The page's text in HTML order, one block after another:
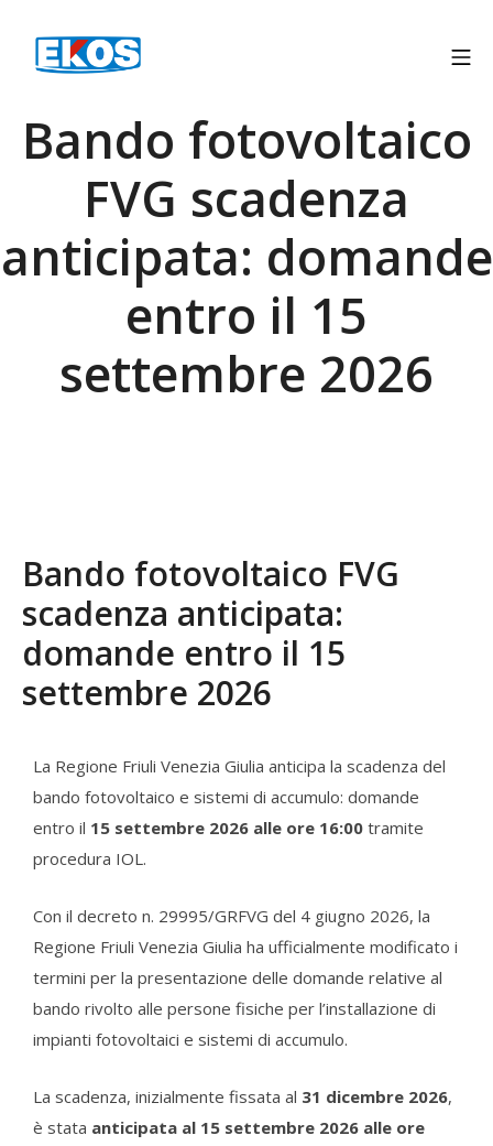
Bando fotovoltaico
FVG scadenza
anticipata: domande
entro il 15
settembre 2026
Bando fotovoltaico FVG
scadenza anticipata:
domande entro il 15
settembre 2026
La Regione Friuli Venezia Giulia anticipa la scadenza del
bando fotovoltaico e sistemi di accumulo: domande
entro il 15 settembre 2026 alle ore 16:00 tramite
procedura IOL.
Con il decreto n. 29995/GRFVG del 4 giugno 2026, la
Regione Friuli Venezia Giulia ha ufficialmente modificato i
termini per la presentazione delle domande relative al
bando rivolto alle persone fisiche per l’installazione di
impianti fotovoltaici e sistemi di accumulo.
La scadenza, inizialmente fissata al 31 dicembre 2026,
è stata anticipata al 15 settembre 2026 alle ore